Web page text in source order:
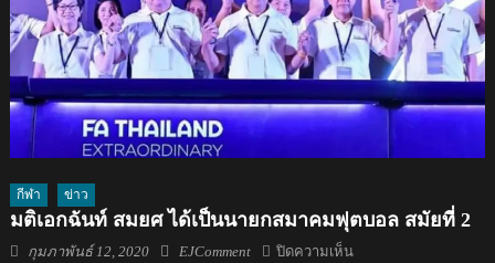
กีฬา ข่าว
มติเอกฉันท์ สมยศ ได้เป็นนายกสมาคมฟุตบอล สมัยที่​ 2
Posted
กุมภาพันธ์ 12, 2020 Author
EJComment ปิดความเห็นบน